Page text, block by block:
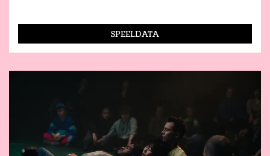
SPEELDATA